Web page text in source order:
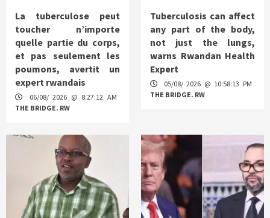
La tuberculose peut
toucher n’importe
quelle partie du corps,
et pas seulement les
poumons, avertit un
expert rwandais
06/08/ 2026 @ 8:27:12 AM
THE BRIDGE. RW
Tuberculosis can affect
any part of the body,
not just the lungs,
warns Rwandan Health
Expert
05/08/ 2026 @ 10:58:13 PM
THE BRIDGE. RW